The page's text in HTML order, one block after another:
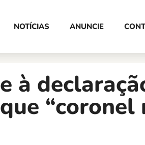
NOTÍCIAS ANUNCIE
à
“coronel